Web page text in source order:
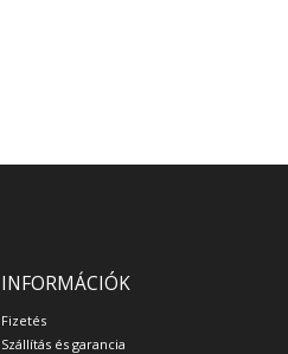
INFORMÁCIÓK
Fizetés
Szállítás és garancia